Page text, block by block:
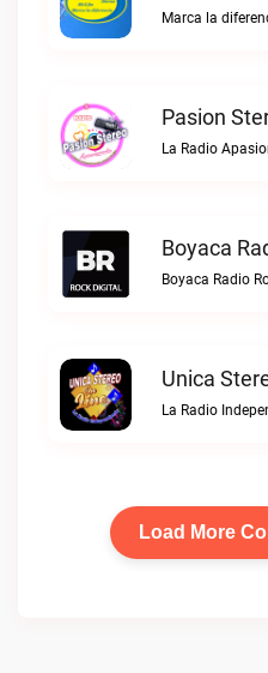
Marca la
Pasion
La Radio
Boyaca
Boyaca Radio
Unica
La Radio
Load More